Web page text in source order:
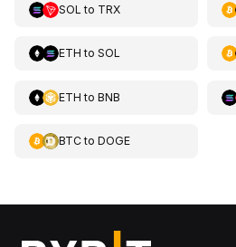
SOL to TRX
ETH to SOL
ETH to BNB
BTCto DOGE